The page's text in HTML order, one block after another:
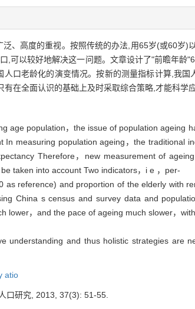
、高度的重视。按照传统的办法,用65岁(或60岁)
,可以较好地解决这一问题。文章设计了"前瞻年龄
口老龄化的演变情况。按新的测量指标计算,我国
在全面认识的基础上及时采取综合策略,才能科学
age population，the issue of population ageing
measuring population ageing，the traditional
Therefore，new measurement of
taken into account Two indicators，i e ，per-
reference) and proportion of the elderly with
China s census and survey data and
lower，and the pace of ageing much slower，
understanding and thus holistic strategies are
atio
口研究, 2013, 37(3): 51-55.